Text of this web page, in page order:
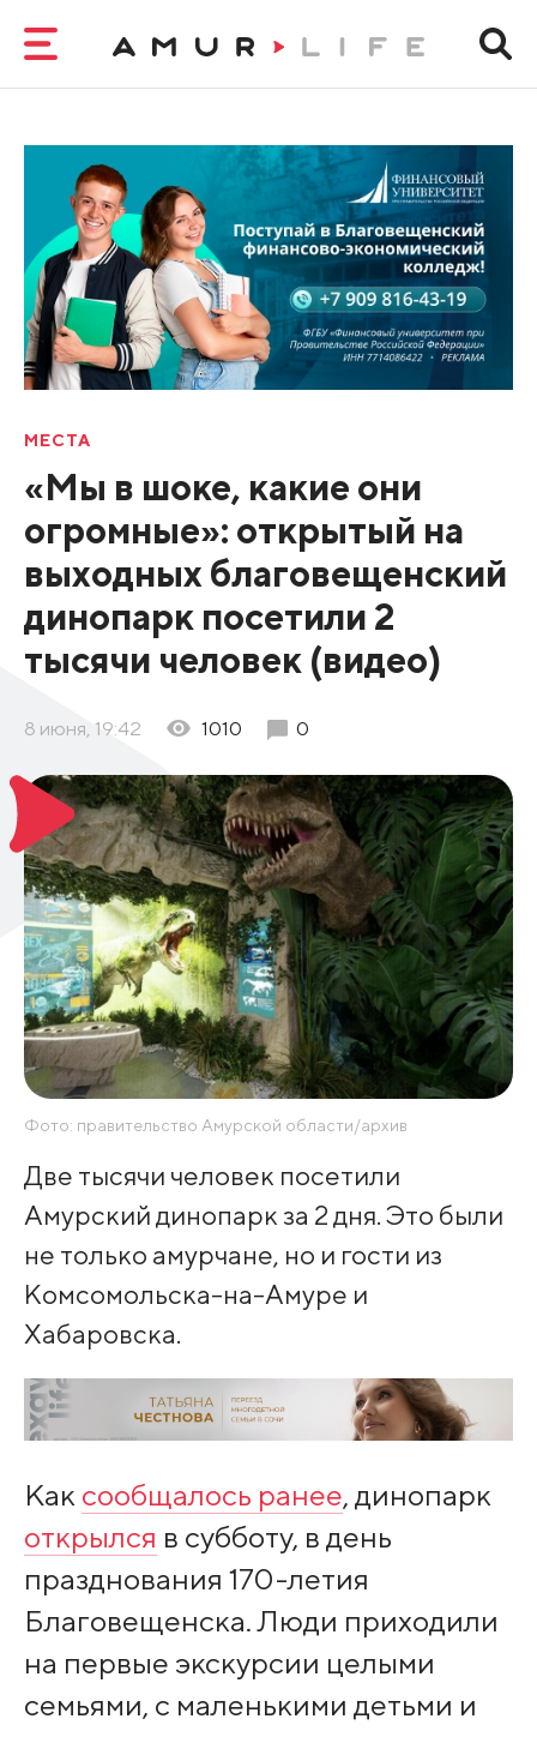
МЕСТА
«Мы в шоке, какие они
огромные»: открытый на
выходных благовещенский
динопарк посетили 2
тысячи человек (видео)
8 июня, 19:42 1010 0
Фото: правительство Амурской области/архив
Две тысячи человек посетили
Амурский динопарк за 2 дня. Это были
не только амурчане, но и гости из
Комсомольска-на-Амуре и
Хабаровска.
Как сообщалось ранее, динопарк
открылся в субботу, в день
празднования 170-летия
Благовещенска. Люди приходили
на первые экскурсии целыми
семьями, с маленькими детьми и